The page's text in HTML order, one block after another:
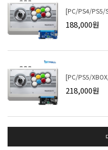
[PC/PS4/PS5/
188,000원
[PC/PS5/
218,000원